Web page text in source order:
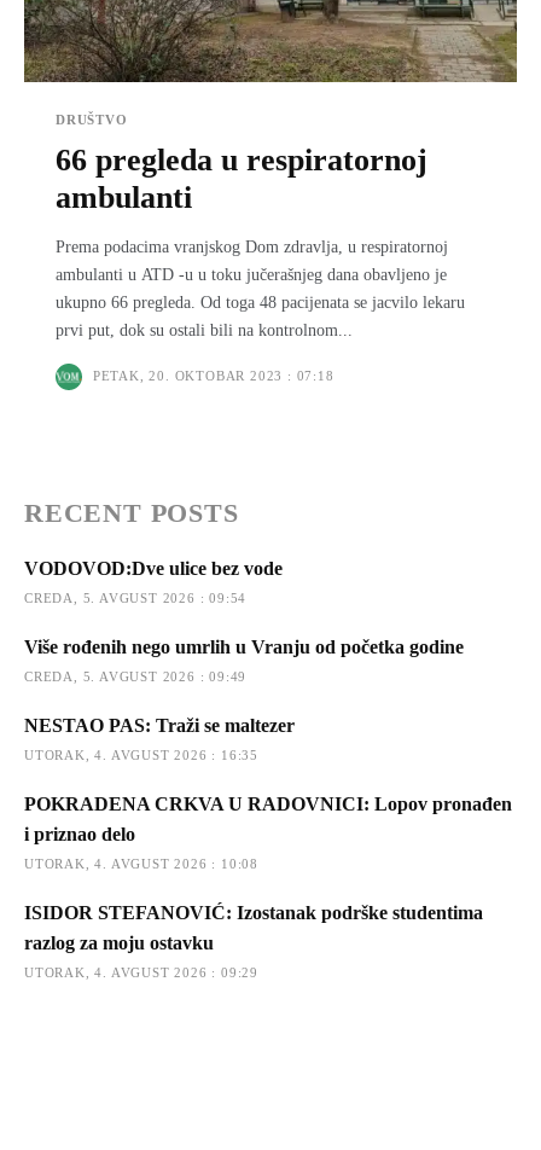
DRUŠTVO
66 pregleda u respiratornoj
ambulanti
Prema podacima vranjskog Dom zdravlja, u respiratornoj
ambulanti u ATD -u u toku jučerašnjeg dana obavljeno je
ukupno 66 pregleda. Od toga 48 pacijenata se jacvilo lekaru
prvi put, dok su ostali bili na kontrolnom...
PETAK, 20. OKTOBAR 2023 : 07:18
RECENT POSTS
VODOVOD:Dve ulice bez vode
CREDA, 5. AVGUST 2026 : 09:54
Više rođenih nego umrlih u Vranju od početka godine
CREDA, 5. AVGUST 2026 : 09:49
NESTAO PAS: Traži se maltezer
UTORAK, 4. AVGUST 2026 : 16:35
POKRADENA CRKVA U RADOVNICI: Lopov pronađen
i priznao delo
UTORAK, 4. AVGUST 2026 : 10:08
ISIDOR STEFANOVIĆ: Izostanak podrške studentima
razlog za moju ostavku
UTORAK, 4. AVGUST 2026 : 09:29